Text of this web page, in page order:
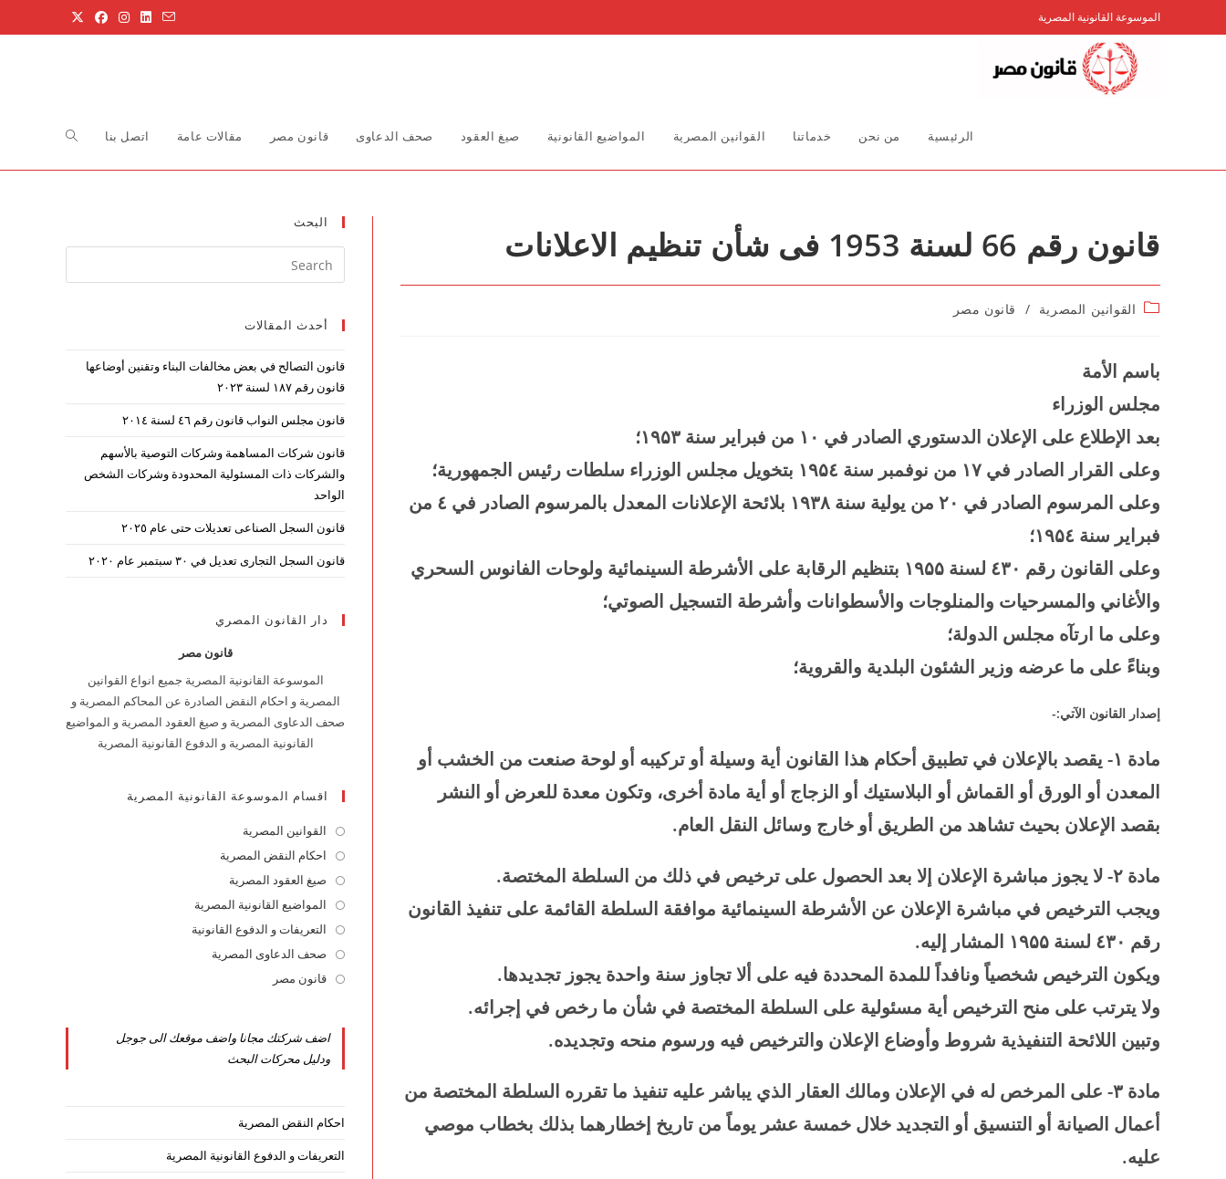
to
الموسوعة القانونية المصرية
الرئيسية من نحن خدماتنا القوانين المصرية المواضيع القانونية صيغ العقود صحف الدعاوى قانون مصر مقالات عامة اتصل بنا Toggle
قانون رقم 66 لسنة 1953 فى شأن تنظيم الاعلانات
Post
القوانين المصرية / قانون مصر
باسم الأمة
مجلس الوزراء
بعد الإطلاع على الإعلان الدستوري الصادر في ۱۰ من فبراير سنة ۱۹۵۳؛
وعلى القرار الصادر في ۱۷ من نوفمبر سنة ۱۹۵٤ بتخويل مجلس الوزراء سلطات رئيس الجمهورية؛
وعلى المرسوم الصادر في ۲۰ من يولية سنة ۱۹۳۸
بلائحة الإعلانات المعدل بالمرسوم الصادر في ٤ من
فبراير سنة
۱۹۵٤؛
وعلى القانون رقم ٤ ۳۰ لسنة ۱۹۵۵ بتنظيم الرقابة على الأشرطة السينمائية ولوحات الفانوس السحري
والأغاني والمسرحيات والمنلوجات والأسطوانات وأشرطة التسجيل الصوتي؛
وعلى ما ارتآه مجلس الدولة؛
وبناءً على ما عرضه وزير الشئون البلدية والقروية؛
إصدار القانون الآتي:-
مادة ۱- يقصد بالإعلان في تطبيق أحكام هذا القانون أية وسيلة أو تركيبه أو لوحة صنعت من الخشب أو
المعدن أو الورق أو القماش أو البلاستيك أو الزجاج أو أية مادة أخرى، وتكون معدة للعرض أو النشر
بقصد الإعلان بحيث تشاهد من الطريق أو خارج وسائل النقل العام.
مادة ۲- لا يجوز مباشرة الإعلان إلا بعد الحصول على ترخيص في ذلك من السلطة المختصة.
ويجب الترخيص في مباشرة الإعلان عن الأشرطة السينمائية موافقة السلطة القائمة على تنفيذ القانون
رقم ٤ ۳۰ لسنة ۱۹۵۵ المشار إليه.
ويكون الترخيص شخصياً ونافداً للمدة المحددة فيه على ألا تجاوز سنة واحدة يجوز تجديدها.
ولا يترتب على منح الترخيص أية مسئولية على السلطة المختصة في شأن ما رخص في إجرائه.
وتبين اللائحة التنفيذية شروط وأوضاع الإعلان والترخيص فيه ورسوم منحه وتجديده.
مادة ۳- على المرخص له في الإعلان ومالك العقار الذي يباشر عليه تنفيذ ما تقرره السلطة المختصة من
أعمال الصيانة أو التنسيق أو التجديد خلال خمسة عشر يوماً من تاريخ إخطارهما بذلك بخطاب موصي
عليه.
البحث
Escape
أحدث المقالات
قانون التصالح في بعض مخالفات البناء وتقنين أوضاعها
قانون رقم ۱۸۷ لسنة ۲۰۲۳
قانون مجلس النواب قانون رقم ٤٦ لسنة ٢٠١٤
قانون شركات المساهمة وشركات التوصية بالأسهم
والشركات ذات المسئولية المحدودة وشركات الشخص
الواحد
قانون السجل الصناعى تعديلات حتى عام ٢٠٢٥
قانون السجل التجارى تعديل في ٣٠ سبتمبر عام ٢٠٢٠
دار القانون المصري
قانون مصر
الموسوعة القانونية المصرية جميع انواع القوانين
المصرية و احكام النقض الصادرة عن المحاكم المصرية و
صحف الدعاوى المصرية و صيغ العقود المصرية و المواضيع
القانونية المصرية و الدفوع القانونية المصرية
اقسام الموسوعة القانونية المصرية
القوانين المصرية
in
a
new
tab
احكام النقض المصرية
a
new
صيغ العقود المصرية
in
a
new
المواضيع القانونية المصرية
inالتعريفات و الدفوع القانونية
صحف الدعاوى المصرية
tab
قانون مصر
new
tab
اضف شركتك مجانا واضف موقعك الى جوجل
ودليل محركات البحث
احكام النقض المصرية
التعريفات و الدفوع القانونية المصرية